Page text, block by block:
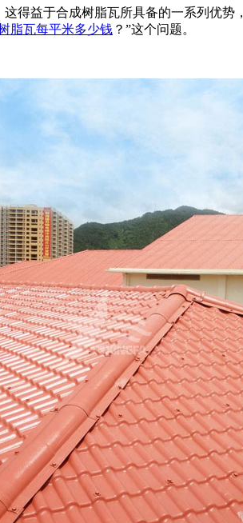
得益于合成树脂瓦所具备的一系列优
脂瓦每平米多少钱 ？”这个问题。